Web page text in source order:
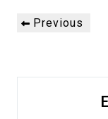
dePrevious
Previous